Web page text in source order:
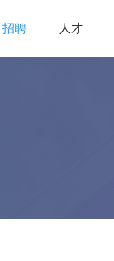
招聘 人才